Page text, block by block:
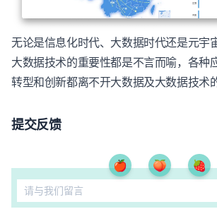
无论是信息化时代、大数据时代还是元宇
大数据技术的重要性都是不言而喻，各种
转型和创新都离不开大数据及大数据技术
提交反馈
🍎 🍑 🍓